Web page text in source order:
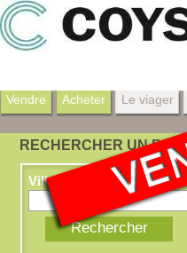
Vendre Acheter Le viager
RECHERCHER UN BIEN
Ville, dept, ref